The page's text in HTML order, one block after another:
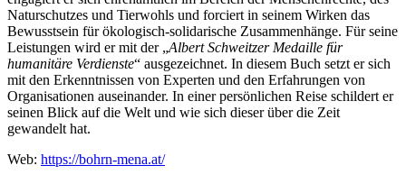
Naturschutzes und Tierwohls und forciert in seinem Wirken das
Bewusstsein für ökologisch-solidarische Zusammenhänge. Für seine
Leistungen wird er mit der „Albert Schweitzer Medaille für
humanitäre Verdienste“ ausgezeichnet. In diesem Buch setzt er sich
mit den Erkenntnissen von Experten und den Erfahrungen von
Organisationen auseinander. In einer persönlichen Reise schildert er
seinen Blick auf die Welt und wie sich dieser über die Zeit
gewandelt hat.
Web: https://bohrn-mena.at/